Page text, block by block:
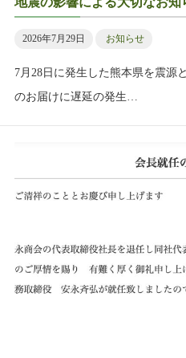
2026年7月29日 お知らせ
7月28日に発生した熊本県を震源
のお届けに遅延の発生…